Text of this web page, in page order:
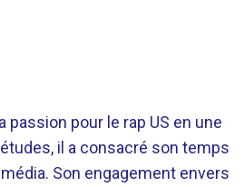
passion pour le rap US en une
il a consacré son temps
Son engagement envers